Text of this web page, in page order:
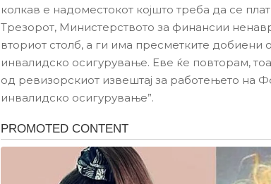
колкав е надоместокот којшто треба да се
Трезорот, Министерството за финансии
вториот столб, а ги има пресметките добиени
инвалидско осигурување. Еве ќе повторам,
од ревизорскиот извештај за работењето на
инвалидско осигурување”.